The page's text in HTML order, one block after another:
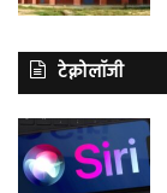
टेक्नोलॉजी